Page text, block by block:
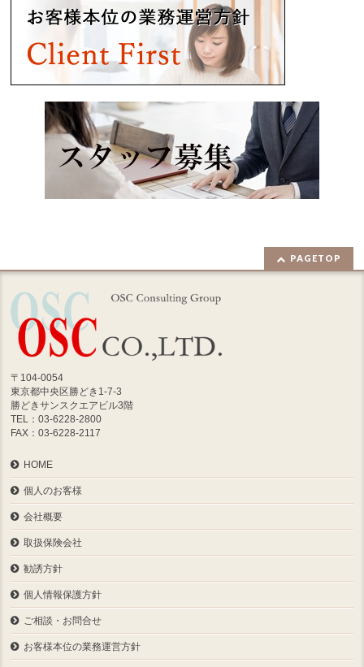
PAGETOP
〒104-0054
東京都中央区勝どき1-7-3
勝どきサンスクエアビル3階
TEL：03-6228-2800
FAX：03-6228-2117
HOME
個人のお客様
会社概要
取扱保険会社
勧誘方針
個人情報保護方針
ご相談・お問合せ
お客様本位の業務運営方針